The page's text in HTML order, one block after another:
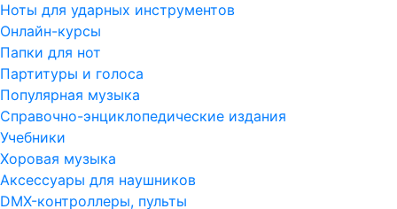
Ноты для ударных инструментов
Онлайн-курсы
Папки для нот
Партитуры и голоса
Популярная музыка
Справочно-энциклопедические издания
Учебники
Хоровая музыка
Аксессуары для наушников
DMX-контроллеры, пульты